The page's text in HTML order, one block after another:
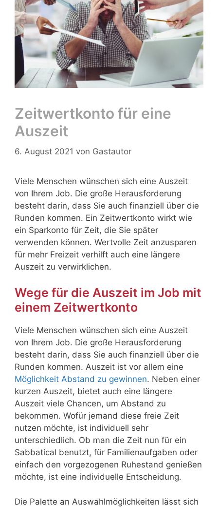
Zeitwertkonto für eine
Auszeit
6. August 2021 von Gastautor
Viele Menschen wünschen sich eine Auszeit
von Ihrem Job. Die große Herausforderung
besteht darin, dass Sie auch finanziell über die
Runden kommen. Ein Zeitwertkonto wirkt wie
ein Sparkonto für Zeit, die Sie später
verwenden können. Wertvolle Zeit anzusparen
für mehr Freizeit verhilft auch eine längere
Auszeit zu verwirklichen.
Wege für die Auszeit im Job mit
einem Zeitwertkonto
Viele Menschen wünschen sich eine Auszeit
von Ihrem Job. Die große Herausforderung
besteht darin, dass Sie auch finanziell über die
Runden kommen. Auszeit ist vor allem eine
Möglichkeit Abstand zu gewinnen. Neben einer
kurzen Auszeit, bietet auch eine längere
Auszeit viele Chancen, um Abstand zu
bekommen. Wofür jemand diese freie Zeit
nutzen möchte, ist individuell sehr
unterschiedlich. Ob man die Zeit nun für ein
Sabbatical benutzt, für Familienaufgaben oder
einfach den vorgezogenen Ruhestand genießen
möchte, ist eine individuelle Entscheidung.
Die Palette an Auswahlmöglichkeiten lässt sich